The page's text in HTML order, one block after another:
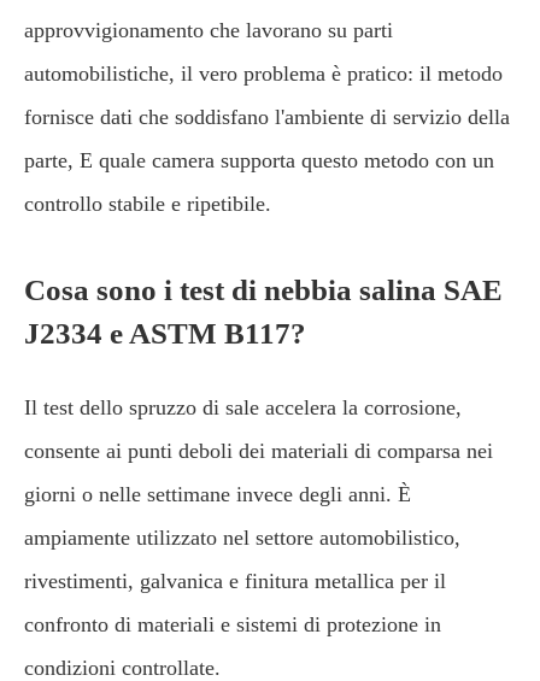
approvvigionamento che lavorano su parti
automobilistiche, il vero problema è pratico: il metodo
fornisce dati che soddisfano l'ambiente di servizio della
parte, E quale camera supporta questo metodo con un
controllo stabile e ripetibile.
Cosa sono i test di nebbia salina SAE
J2334 e ASTM B117?
Il test dello spruzzo di sale accelera la corrosione,
consente ai punti deboli dei materiali di comparsa nei
giorni o nelle settimane invece degli anni. È
ampiamente utilizzato nel settore automobilistico,
rivestimenti, galvanica e finitura metallica per il
confronto di materiali e sistemi di protezione in
condizioni controllate.